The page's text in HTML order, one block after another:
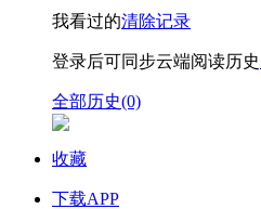
我看过的清除记录
登录后可同步云端阅读历史
全部历史(0)
收藏
下载APP